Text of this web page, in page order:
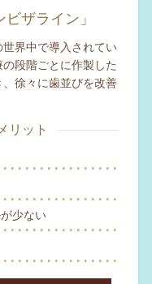
ザライン」
界中で導入されてい
段階ごとに作製した
徐々に歯並びを改善
リット
少ない